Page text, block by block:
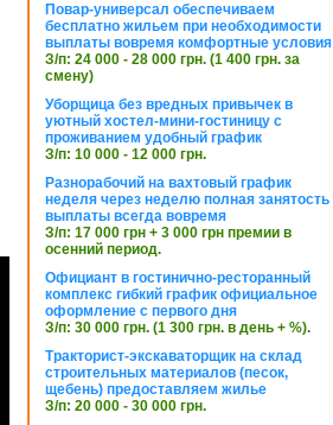
Повар-универсал обеспечиваем
бесплатно жильем при необходимости
выплаты вовремя комфортные условия
З/п: 24 000 - 28 000 грн. (1 400 грн. за
смену)
Уборщица без вредных привычек в
уютный хостел-мини-гостиницу с
проживанием удобный график
З/п: 10 000 - 12 000 грн.
Разнорабочий на вахтовый график
неделя через неделю полная занятость
выплаты всегда вовремя
З/п: 17 000 грн + 3 000 грн премии в
осенний период.
Официант в гостинично-ресторанный
комплекс гибкий график официальное
оформление с первого дня
З/п: 30 000 грн. (1 300 грн. в день + %).
Тракторист-экскаваторщик на склад
строительных материалов (песок,
щебень) предоставляем жилье
З/п: 20 000 - 30 000 грн.